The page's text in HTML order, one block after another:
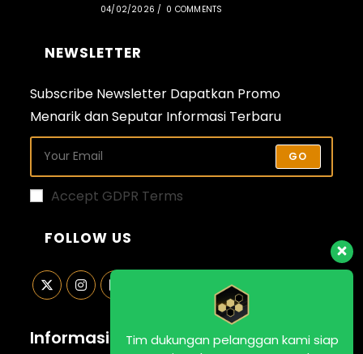
04/02/2026 / 0 COMMENTS
NEWSLETTER
Subscribe Newsletter Dapatkan Promo
Menarik dan Seputar Informasi Terbaru
GO
Accept GDPR Terms
FOLLOW US
in
a
a
in
a
a
Informasi KontakTim dukungan pelanggan kami siap